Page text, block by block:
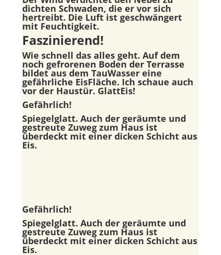
dichten Schwaden, die er vor sich
hertreibt. Die Luft ist geschwängert
mit Feuchtigkeit.
Faszinierend!
Wie schnell das alles geht. Auf dem
noch gefrorenen Boden der Terrasse
bildet aus dem TauWasser eine
gefährliche EisFläche. Ich schaue auch
vor der Haustür. GlattEis!
Gefährlich!
Spiegelglatt. Auch der geräumte und
gestreute Zuweg zum Haus ist
überdeckt mit einer dicken Schicht aus
Eis.
Gefährlich!
Spiegelglatt. Auch der geräumte und
gestreute Zuweg zum Haus ist
überdeckt mit einer dicken Schicht aus
Eis.